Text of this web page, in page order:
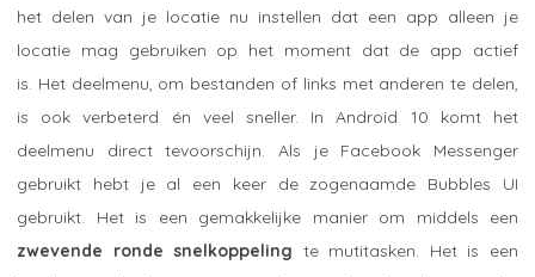
het delen van je locatie nu instellen dat een app alleen je
locatie mag gebruiken op het moment dat de app actief
is. Het deelmenu, om bestanden of links met anderen te delen,
is ook verbeterd én veel sneller. In Android 10 komt het
deelmenu direct tevoorschijn. Als je Facebook Messenger
gebruikt hebt je al een keer de zogenaamde Bubbles UI
gebruikt. Het is een gemakkelijke manier om middels een
zwevende ronde snelkoppeling te mutitasken. Het is een